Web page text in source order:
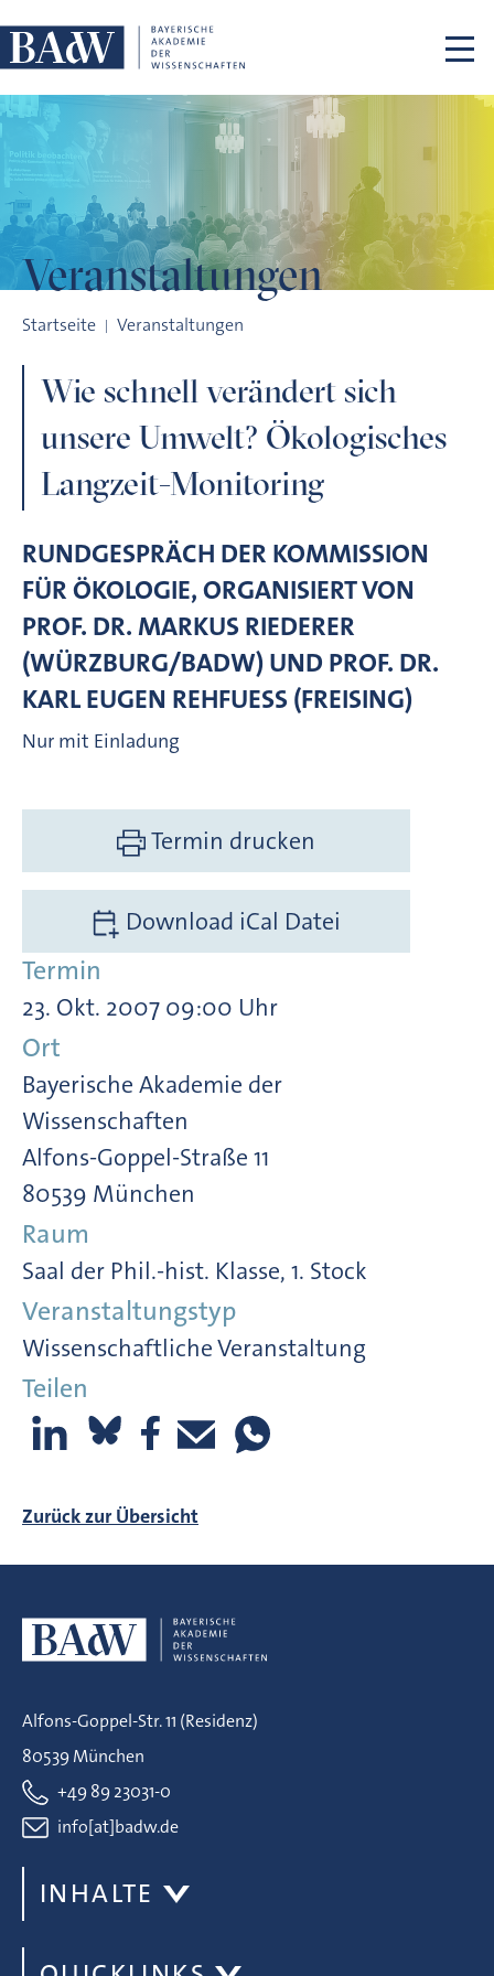
Veranstaltungen
Startseite Veranstaltungen
Wie schnell verändert sich
unsere Umwelt? Ökologisches
Langzeit-Monitoring
RUNDGESPRÄCH DER KOMMISSION
FÜR ÖKOLOGIE, ORGANISIERT VON
PROF. DR. MARKUS RIEDERER
(WÜRZBURG/BADW) UND PROF. DR.
KARL EUGEN REHFUESS (FREISING)
Nur mit Einladung
Termin drucken
Download iCal Datei
Termin
23. Okt. 2007 09:00 Uhr
Ort
Bayerische Akademie der
Wissenschaften
Alfons-Goppel-Straße 11
80539 München
Raum
Saal der Phil.-hist. Klasse, 1. Stock
Veranstaltungstyp
Wissenschaftliche Veranstaltung
Teilen
Zurück zur Übersicht
Alfons-Goppel-Str. 11 (Residenz)
80539 München
+49 89 23031-0
info[at]badw.de
INHALTE